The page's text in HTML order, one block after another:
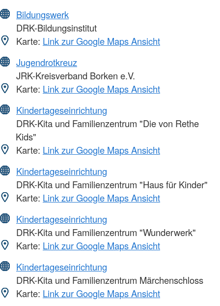
Bildungswerk
DRK-Bildungsinstitut
Karte: Link zur Google Maps Ansicht
Jugendrotkreuz
JRK-Kreisverband Borken e.V.
Karte: Link zur Google Maps Ansicht
Kindertageseinrichtung
DRK-Kita und Familienzentrum "Die von Rethe
Kids"
Karte: Link zur Google Maps Ansicht
Kindertageseinrichtung
DRK-Kita und Familienzentrum "Haus für Kinder"
Karte: Link zur Google Maps Ansicht
Kindertageseinrichtung
DRK-Kita und Familienzentrum "Wunderwerk"
Karte: Link zur Google Maps Ansicht
Kindertageseinrichtung
DRK-Kita und Familienzentrum Märchenschloss
Karte: Link zur Google Maps Ansicht